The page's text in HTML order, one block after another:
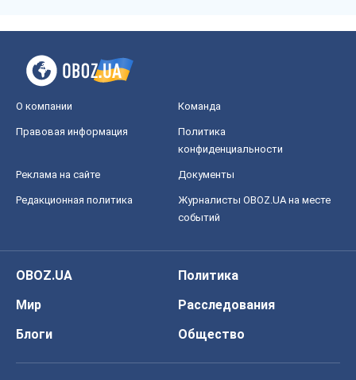
О компании Команда
Правовая информация
Политика
конфиденциальности
Реклама на сайте Документы
Редакционная политика
Журналисты OBOZ.UA на месте
событий
OBOZ.UA
Политика
Мир
Расследования
Блоги
Общество